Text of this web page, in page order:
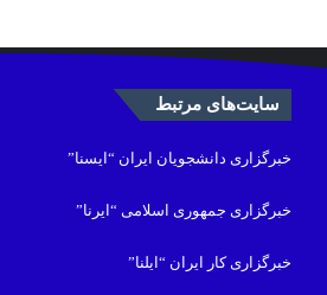
سایت‌های مرتبط
خبرگزاری دانشجویان ایران “ایسنا”
خبرگزاری جمهوری اسلامی “ایرنا”
خبرگزاری کار ایران “ایلنا”